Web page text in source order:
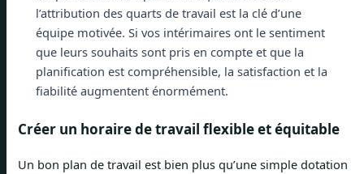
l’attribution des quarts de travail est la clé d’une
équipe motivée. Si vos intérimaires ont le sentiment
que leurs souhaits sont pris en compte et que la
planification est compréhensible, la satisfaction et la
fiabilité augmentent énormément.
Créer un horaire de travail flexible et équitable
Un bon plan de travail est bien plus qu’une simple dotation